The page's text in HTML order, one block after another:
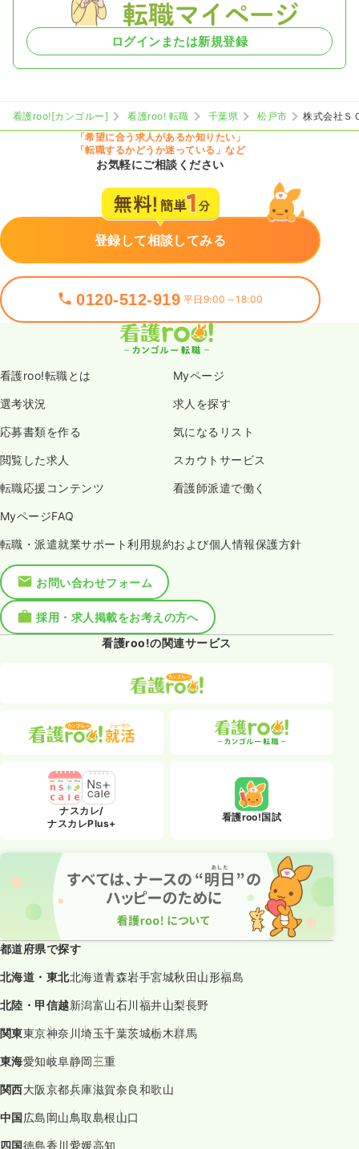
ログインまたは新規登録
看護roo![カンゴルー] 看護roo! 転職 千葉県 松戸市
株式会社Ｓ
「希望に合う求人があるか知りたい」
「転職するかどうか迷っている」など
お気軽にご相談ください
登録して相談してみる
0120-512-919 平日9:00～18:00
看護roo!転職とは Myページ
選考状況 求人を探す
応募書類を作る 気になるリスト
閲覧した求人 スカウトサービス
転職応援コンテンツ 看護師派遣で働く
MyページFAQ
転職・派遣就業サポート利用規約および個人情報保護方針
お問い合わせフォーム
採用・求人掲載をお考えの方へ
看護roo!の関連サービス
ナスカレ/
ナスカレPlus+
看護roo!国試
都道府県で探す
北海道・東北北海道青森岩手宮城秋田山形福島
北陸・甲信越新潟富山石川福井山梨長野
関東東京神奈川埼玉千葉茨城栃木群馬
東海愛知岐阜静岡三重
関西大阪京都兵庫滋賀奈良和歌山
中国広島岡山鳥取島根山口
四国徳島香川愛媛高知